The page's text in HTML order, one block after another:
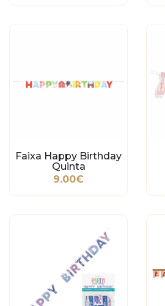
Faixa Happy Birthday
Quinta
9.00€